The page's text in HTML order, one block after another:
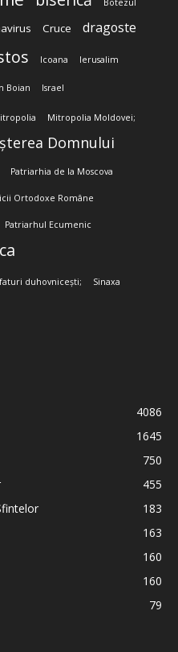
Botezul
Cruce dragoste
Icoana Ierusalim
Boian Israel
Mitropolia Moldovei;
Domnului
Patriarhia de la Moscova
Ortodoxe Române
Patriarhul Ecumenic
duhovnicești; Sinaxa
4086
1645
750
455
183
163
160
160
79